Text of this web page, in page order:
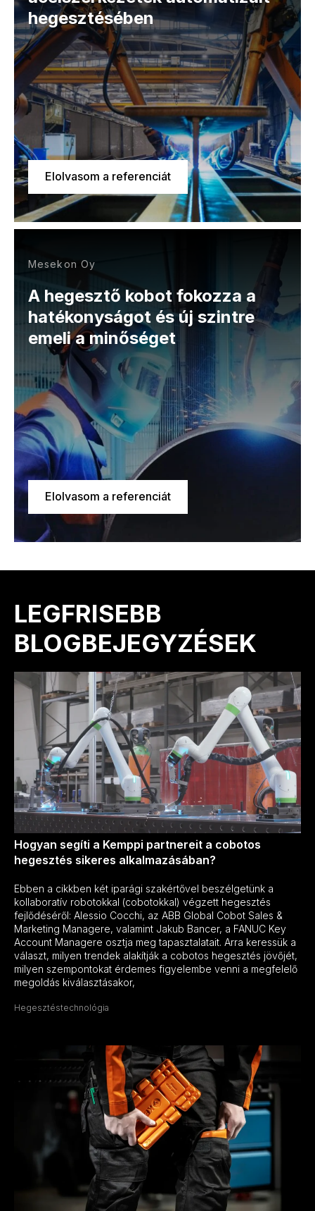
hegesztésében
Elolvasom a referenciát
Mesekon Oy
A hegesztő kobot fokozza a
hatékonyságot és új szintre
emeli a minőséget
Elolvasom a referenciát
LEGFRISEBB
BLOGBEJEGYZÉSEK
Hogyan segíti a Kemppi partnereit a cobotos
hegesztés sikeres alkalmazásában?
Ebben a cikkben két iparági szakértővel beszélgetünk a
kollaboratív robotokkal (cobotokkal) végzett hegesztés
fejlődéséről: Alessio Cocchi, az ABB Global Cobot Sales &
Marketing Managere, valamint Jakub Bancer, a FANUC Key
Account Managere osztja meg tapasztalatait. Arra keressük a
választ, milyen trendek alakítják a cobotos hegesztés jövőjét,
milyen szempontokat érdemes figyelembe venni a megfelelő
megoldás kiválasztásakor,
Hegesztéstechnológia